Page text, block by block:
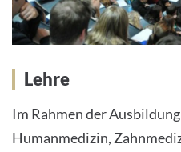
Lehre
Im Rahmen der
Humanmedizin,